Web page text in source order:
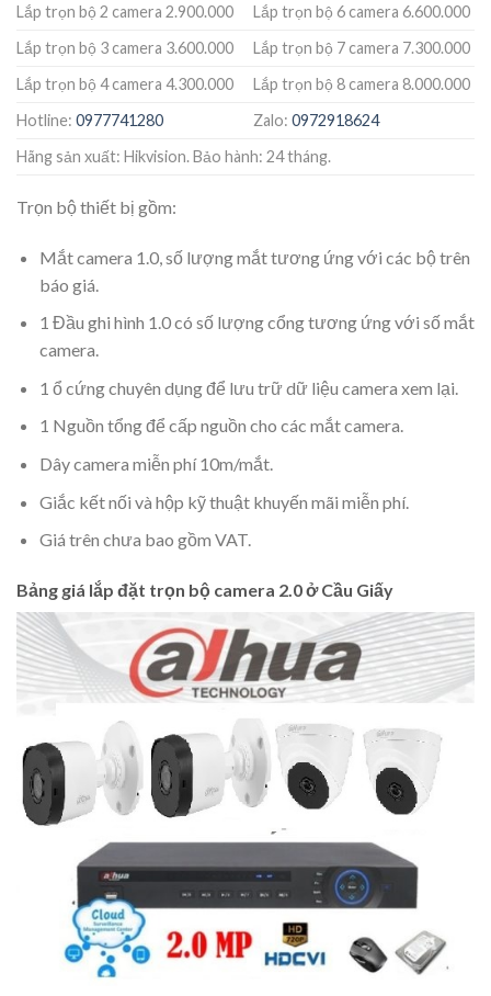
Lắp trọn bộ 2 camera 2.900.000
Lắp trọn bộ 6 camera 6.600.000
Lắp trọn bộ 3 camera 3.600.000
Lắp trọn bộ 7 camera 7.300.000
Lắp trọn bộ 4 camera 4.300.000
Lắp trọn bộ 8 camera 8.000.000
Hotline: 0977741280 Zalo:0972918624
Hãng sản xuất: Hikvision. Bảo hành: 24 tháng.
Trọn bộ thiết bị gồm:
Mắt camera 1.0, số lượng mắt tương ứng với các bộ trên
báo giá.
1 Đầu ghi hình 1.0 có số lượng cổng tương ứng với số mắt
camera.
1 ổ cứng chuyên dụng để lưu trữ dữ liệu camera xem lại.
1 Nguồn tổng để cấp nguồn cho các mắt camera.
Dây camera miễn phí 10m/mắt.
Giắc kết nối và hộp kỹ thuật khuyến mãi miễn phí.
Giá trên chưa bao gồm VAT.
Bảng giá lắp đặt trọn bộ camera 2.0 ở Cầu Giấy